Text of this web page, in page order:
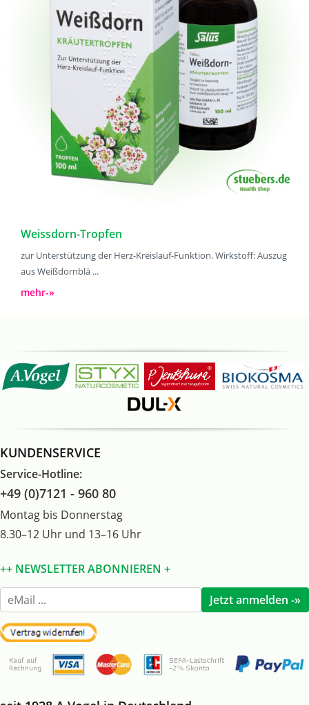
Weissdorn-Tropfen
zur Unterstützung der Herz-Kreislauf-Funktion. Wirkstoff: Auszug
aus Weißdornblä ...
mehr-»
KUNDENSERVICE
Service-Hotline:
+49 (0)7121 - 960 80
Montag bis Donnerstag
8.30–12 Uhr und 13–16 Uhr
++ NEWSLETTER ABONNIEREN +